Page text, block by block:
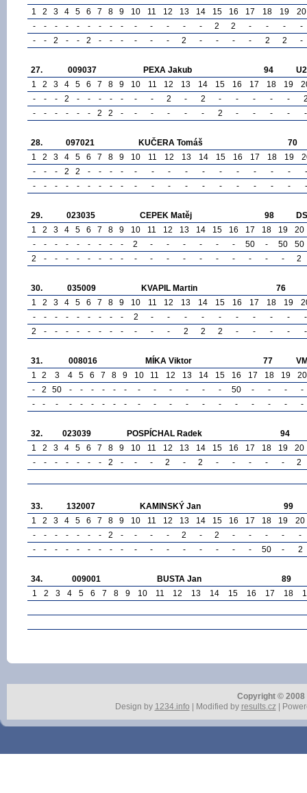
1
2 3 4 5 6 7 8 9 10 11 12 13 14 15 16 17 18 19
20
-
- - - - - - - - - - - - - 2 2 - - -
-
-
- 2 - - 2 - - - - - - 2 - - - - 2 2 -
27. 009037 PEXA Jakub 94
1
2 3 4 5 6 7 8 9 10 11 12 13 14 15 16 17 18 19
-
- - 2 - - - - - - - 2 - 2 - - - - -
-
- - - - - 2 2 - - - - - - 2 - - - - -
28. 097021 KUČERA Tomáš
70
1
2 3 4 5 6 7 8 9 10 11 12 13 14 15 16 17 18 19
-
- - 2 2 - - - - - - - - - - - - - -
-
-
- - - - - - - - - - - - - - - - - - -
29. 023035 CEPEK Matěj 98
DS
1
2 3 4 5 6 7 8 9 10 11 12 13 14 15 16 17 18 19
20
-
- - - - - - - - 2 - - - - - - 50 - 50
50
2
- - - - - - - - - - - - - - - - - - 2
30. 035009 KVAPIL Martin
76
1
2 3 4 5 6 7 8 9 10 11 12 13 14 15 16 17 18 19
-
- - - - - - - - 2 - - - - - - - - -
-
2
- - - - - - - - - - - 2 2 2 - - - - -
31. 008016 MÍKA Viktor 77
1
2 3 4 5 6 7 8 9 10 11 12 13 14 15 16 17 18 19
20
-
2 50 - - - - - - - - - - - - 50 - - -
-
-
- - - - - - - - - - - - - - - - - - -
32. 023039 POSPÍCHAL Radek
94
1
2 3 4 5 6 7 8 9 10 11 12 13 14 15 16 17 18 19
20
-
- - - - - - 2 - - - 2 - 2 - - - - - 2
33. 132007 KAMINSKÝ Jan
99
1
2 3 4 5 6 7 8 9 10 11 12 13 14 15 16 17 18 19
20
-
- - - - - - 2 - - - - 2 - 2 - - - -
-
-
- - - - - - - - - - - - - - - - 50 - 2
34. 009001 BUSTA Jan
89
1
2 3 4 5 6 7 8 9 10 11 12 13 14 15 16 17 18
Copyright ©
Design by 1234.info | Modified by results.cz|